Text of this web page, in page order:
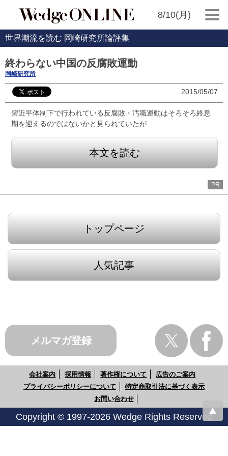
8/10(月)
世界潮流を読む 岡崎研究所論評集
終わらない中国の反腐敗運動
岡崎研究所
2015/05/07
習近平体制下で行われている反腐敗・汚職運動はそろそろ終息
期を迎えるのではないかと見られていたが…
本文を読む
PR
トップページ
人気記事
メルマガ登録
会社案内 採用情報 著作権について
広告のご案内
プライバシーポリシーについて
特定商取引法に基づく表示
お問い合わせ
Copyright © 1997-2026 Wedge Rights Reserved